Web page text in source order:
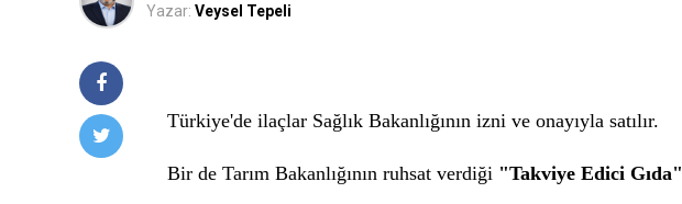
Yazar: Veysel Tepeli
Türkiye'de ilaçlar Sağlık Bakanlığının izni ve onayıyla satılır.
Bir de Tarım Bakanlığının ruhsat verdiği "Takviye Edici Gıda"